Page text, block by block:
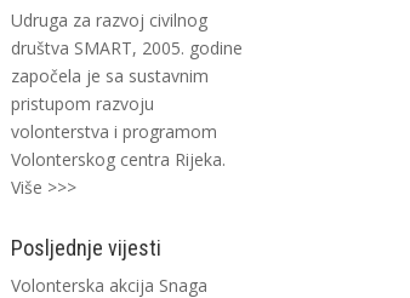
Udruga za razvoj civilnog
društva SMART, 2005. godine
započela je sa sustavnim
pristupom razvoju
volonterstva i programom
Volonterskog centra Rijeka.
Više >>>
Posljednje vijesti
Volonterska akcija Snaga